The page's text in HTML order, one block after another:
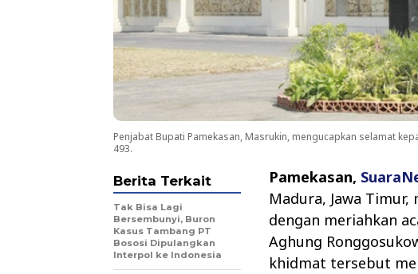
Penjabat Bupati Pamekasan, Masrukin, mengucapkan selamat
493.
Pamekasan,
Madura, Jawa Timur,
dengan meriahkan
Aghung
khidmat tersebut
Berita Terkait
Tak Bisa Lagi
Bersembunyi, Buron
Kasus Tambang PT
Bososi Dipulangkan
Interpol ke Indonesia